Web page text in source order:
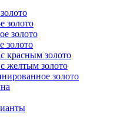
золото
золото
золото
красным золото
желтым золото
золото